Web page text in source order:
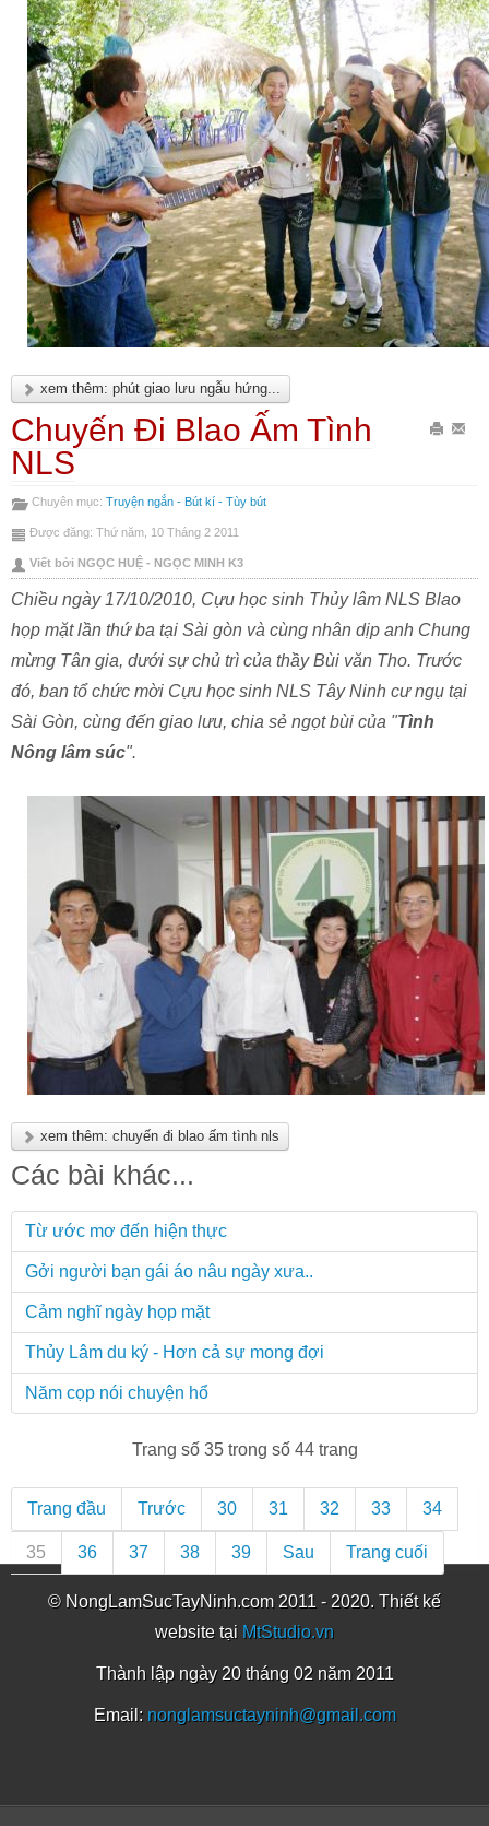
xem thêm: phút giao lưu ngẫu hứng...
Chuyến Đi Blao Ấm Tình
NLS
Chuyên mục: Truyện ngắn - Bút kí - Tùy bút
Được đăng: Thứ năm, 10 Tháng 2 2011
Viết bởi NGỌC HUỆ - NGỌC MINH K3
Chiều ngày 17/10/2010, Cựu học sinh Thủy lâm NLS Blao
họp mặt lần thứ ba tại Sài gòn và cùng nhân dịp anh Chung
mừng Tân gia, dưới sự chủ trì của thầy Bùi văn Tho. Trước
đó, ban tổ chức mời Cựu học sinh NLS Tây Ninh cư ngụ tại
Sài Gòn, cùng đến giao lưu, chia sẻ ngọt bùi của "Tình
Nông lâm súc".
xem thêm: chuyến đi blao ấm tình nls
Các bài khác...
Từ ước mơ đến hiện thực
Gởi người bạn gái áo nâu ngày xưa..
Cảm nghĩ ngày họp mặt
Thủy Lâm du ký - Hơn cả sự mong đợi
Năm cọp nói chuyện hổ
Trang số 35 trong số 44 trang
Trang đầu Trước 30 31 32 33 34
35 36 37 38 39 Sau Trang cuối
© NongLamSucTayNinh.com 2011 - 2020. Thiết kế
website tại MtStudio.vn
Thành lập ngày 20 tháng 02 năm 2011
Email: nonglamsuctayninh@gmail.com